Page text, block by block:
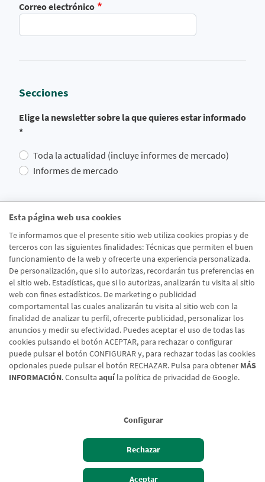
Esta página web usa cookies
Te informamos que el presente sitio web utiliza cookies propias y de
terceros con las siguientes finalidades: Técnicas que permiten el buen
funcionamiento de la web y ofrecerte una experiencia personalizada.
De personalización, que si lo autorizas, recordarán tus preferencias en
el sitio web. Estadísticas, que si lo autorizas, analizarán tu visita al sitio
web con fines estadísticos. De marketing o publicidad
comportamental las cuales analizarán tu visita al sitio web con la
finalidad de analizar tu perfil, ofrecerte publicidad, personalizar los
anuncios y medir su efectividad. Puedes aceptar el uso de todas las
cookies pulsando el botón ACEPTAR, para rechazar o configurar
puede pulsar el botón CONFIGURAR y, para rechazar todas las cookies
opcionales puede pulsar el botón RECHAZAR. Pulsa para obtener MÁS
INFORMACIÓN. Consulta aquíla política de privacidad de Google.
Configurar
Rechazar
Aceptar
Correo electrónico
Secciones
Elige la newsletter sobre la que quieres estar informado
*
Toda la actualidad (incluye informes de mercado)
Informes de mercado
He leído y acepto laPolítica de Protección de Datos
Usuarios Web
Enviar formulario
Aviso legal
Política de cookies
Protección de Datos